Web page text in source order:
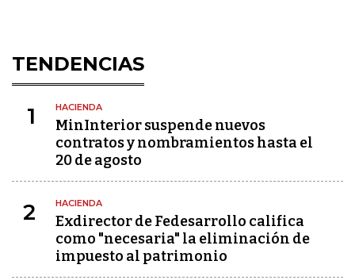
TENDENCIAS
1 HACIENDA
MinInterior suspende nuevos
contratos y nombramientos hasta el
20 de agosto
2 HACIENDA
Exdirector de Fedesarrollo califica
como "necesaria" la eliminación de
impuesto al patrimonio